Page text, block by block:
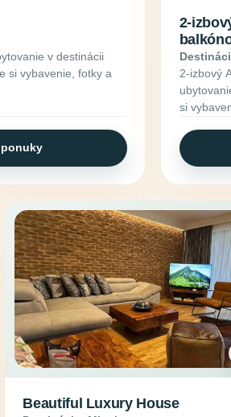
v destinácii
si vybavenie, fotky a
2-
2-izbový
si
Beautiful Luxury House